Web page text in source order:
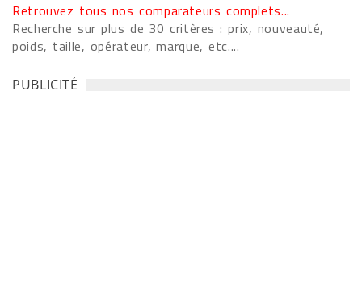
Retrouvez tous nos comparateurs complets...
Recherche sur plus de 30 critères : prix, nouveauté,
poids, taille, opérateur, marque, etc....
PUBLICITÉ